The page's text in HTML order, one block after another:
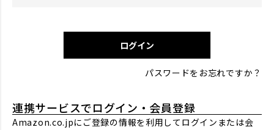
)
ログイン
パスワードをお忘れですか？
連携サービスでログイン・会員登録
Amazon.co.jpにご登録の情報を利用してログインまたは会